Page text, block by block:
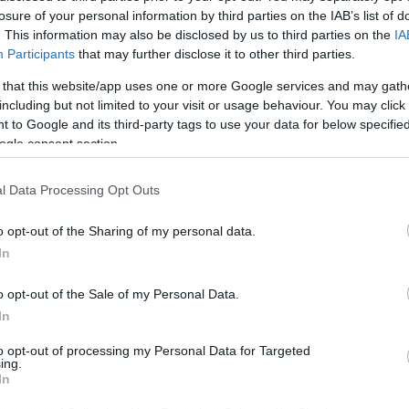
of your personal information by third parties on the IAB’s list of
This information may also be disclosed by us to third parties on the
Participants that may further disclose it to other third parties.
that this website/app uses one or more Google services and may
but not limited to your visit or usage behaviour. You may
to Google and its third-party tags to use your data for below
consent section.
Data Processing Opt Outs
opt-out of the Sharing of my personal data.
opt-out of the Sale of my Personal Data.
opt-out of processing my Personal Data for Targeted
fiatal nővel, a feleségem 30
készül felszállni egy szőke
hogy a zipzárt megigazítsa.
enged, hátranyúlás, zipzár igazítás.
enged.